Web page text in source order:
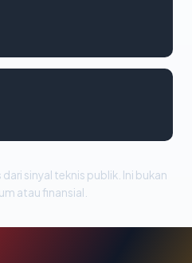
sinyal teknis publik. Ini bukan
atau finansial.